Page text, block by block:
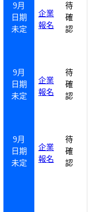
9月
日期
未定
企業
報名
待
確
認
9月
日期
未定
企業
報名
待
確
認
9月
日期
未定
企業
報名
待
確
認